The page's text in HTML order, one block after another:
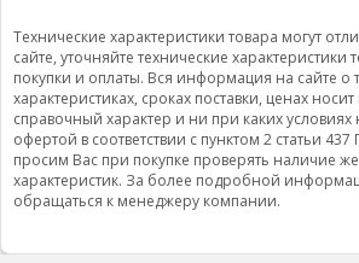
Технические характеристики товара могут
сайте, уточняйте технические
покупки и оплаты. Вся информация на сайте о
характеристиках, сроках поставки, ценах
справочный характер и ни при каких условиях
офертой в соответствии с пунктом 2 статьи
просим Вас при покупке проверять наличие
характеристик. За более подробной
обращаться к менеджеру компании.